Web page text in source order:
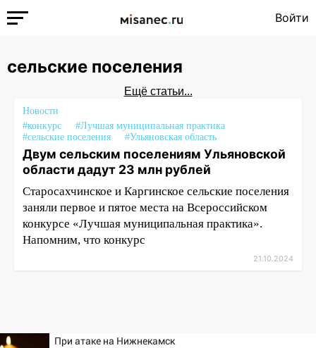
Войти
сельские поселения
Ещё статьи...
Новости
#конкурс
#Лучшая муниципальная практика
#сельские поселения
#Ульяновская область
Двум сельским поселениям Ульяновской
области дадут 23 млн рублей
Старосахчинское и Каргинское сельские поселения
заняли первое и пятое места на Всероссийском
конкурсе «Лучшая муниципальная практика».
Напомним, что конкурс
21.10.2024
При атаке на Нижнекамск